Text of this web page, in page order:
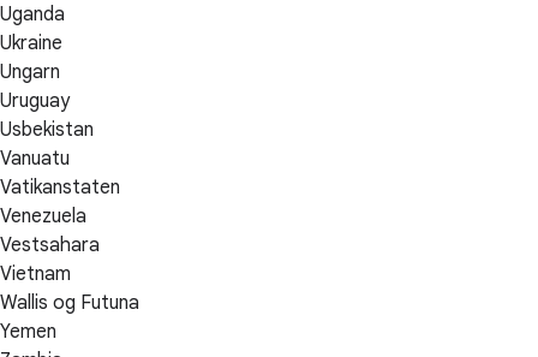
Uganda
Ukraine
Ungarn
Uruguay
Usbekistan
Vanuatu
Vatikanstaten
Venezuela
Vestsahara
Vietnam
Wallis og Futuna
Yemen